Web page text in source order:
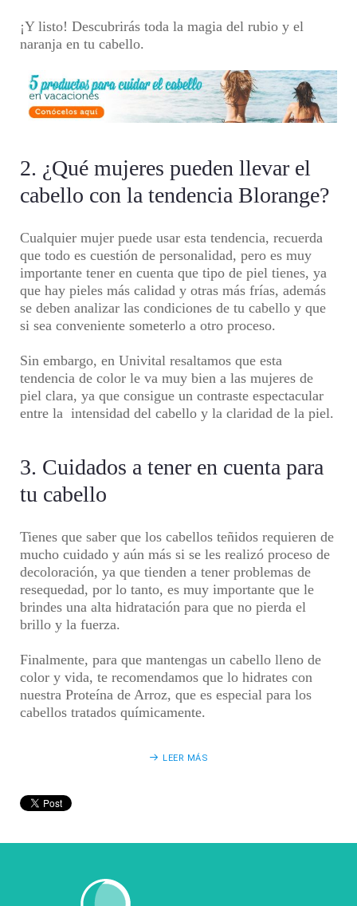
¡Y listo! Descubrirás toda la magia del rubio y el
naranja en tu cabello.
2. ¿Qué mujeres pueden llevar el
cabello con la tendencia Blorange?
Cualquier mujer puede usar esta tendencia, recuerda
que todo es cuestión de personalidad, pero es muy
importante tener en cuenta que tipo de piel tienes, ya
que hay pieles más calidad y otras más frías, además
se deben analizar las condiciones de tu cabello y que
si sea conveniente someterlo a otro proceso.
Sin embargo, en Univital resaltamos que esta
tendencia de color le va muy bien a las mujeres de
piel clara, ya que consigue un contraste espectacular
entre la intensidad del cabello y la claridad de la piel.
3. Cuidados a tener en cuenta para
tu cabello
Tienes que saber que los cabellos teñidos requieren de
mucho cuidado y aún más si se les realizó proceso de
decoloración, ya que tienden a tener problemas de
resequedad, por lo tanto, es muy importante que le
brindes una alta hidratación para que no pierda el
brillo y la fuerza.
Finalmente, para que mantengas un cabello lleno de
color y vida, te recomendamos que lo hidrates con
nuestra Proteína de Arroz, que es especial para los
cabellos tratados químicamente.
LEER MÁS